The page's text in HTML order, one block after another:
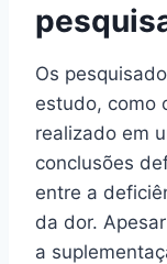
Os
estudo, como
realizado em
conclusões
entre a
da dor.
a